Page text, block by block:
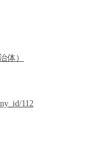
体）
112